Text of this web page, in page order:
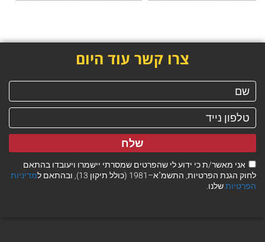
צרו קשר עוד היום
אני מאשר/ת כי ידוע לי שהפרטים שמסרתי יישמרו ויעובדו בהתאם
לחוק הגנת הפרטיות, התשמ"א–1981 (כולל תיקון 13), ובהתאם ל
מדיניות
הפרטיותשלנו.
שלח